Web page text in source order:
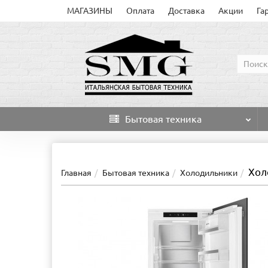
МАГАЗИНЫ Оплата Доставка Акции
Бытовая техника
Главная Бытовая техника Холодильники